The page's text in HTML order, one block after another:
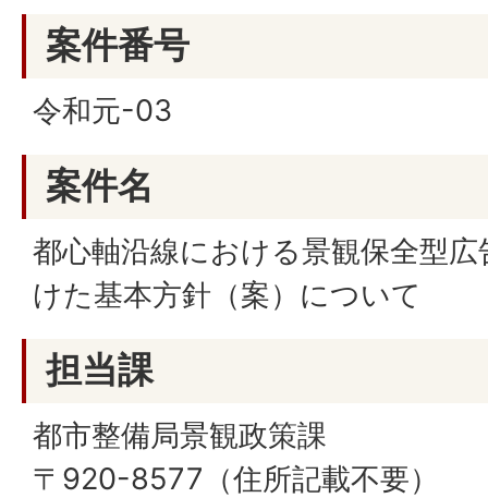
案件番号
令和元-03
案件名
都心軸沿線における景観保全型
けた基本方針（案）について
担当課
都市整備局景観政策課
〒920-8577（住所記載不要）